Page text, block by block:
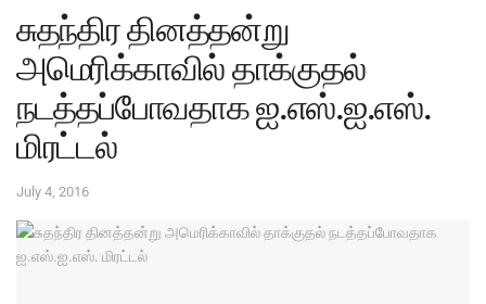
சுதந்திர தினத்தன்று
அமெரிக்காவில் தாக்குதல்
நடத்தப்போவதாக ஐ.எஸ்.ஐ.எஸ்.
மிரட்டல்
July 4, 2016